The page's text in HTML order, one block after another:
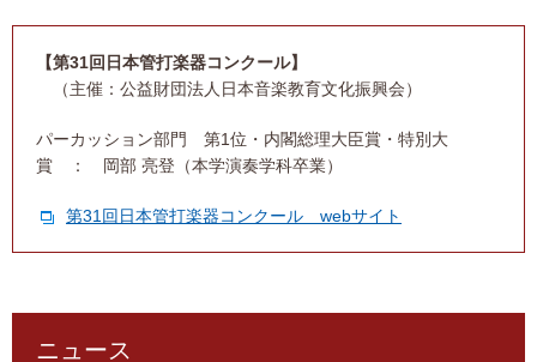
【第31回日本管打楽器コンクール】
（主催：公益財団法人日本音楽教育文化振興会）
パーカッション部門 第1位・内閣総理大臣賞・特別大
賞 ： 岡部 亮登（本学演奏学科卒業）
第31回日本管打楽器コンクール webサイト
ニュース